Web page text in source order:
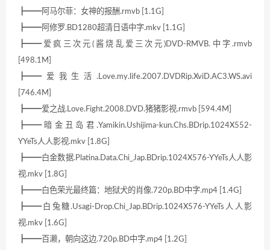
┣━━阿马尔菲：女神的报酬.rmvb [1.1G]
┣━━阿修罗.BD1280超清日语中字.mkv [1.1G]
┣━━爱疯三次元(酱烧乱爱三次元)DVD-RMVB.中字.rmvb
[498.1M]
┣━━爱我生活.Love.my.life.2007.DVDRip.XviD.AC3.WS.avi
[746.4M]
┣━━爱之战.Love.Fight.2008.DVD.猪猪影视.rmvb [594.4M]
┣━━暗金丑岛君.Yamikin.Ushijima-kun.Chs.BDrip.1024X552-
YYeTs人人影视.mkv [1.8G]
┣━━白金数据.Platina.Data.Chi_Jap.BDrip.1024X576-YYeTs人人影
视.mkv [1.8G]
┣━━白色荣光最终篇：地狱犬的肖像.720p.BD中字.mp4 [1.4G]
┣━━白兔糖.Usagi-Drop.Chi_Jap.BDrip.1024X576-YYeTs人人影
视.mkv [1.6G]
┣━━百濑，朝向这边.720p.BD中字.mp4 [1.2G]